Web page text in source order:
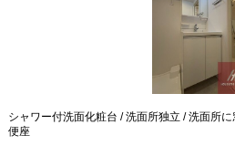
シャワー付洗面化粧台 / 洗面所独立 / 洗面所
便座